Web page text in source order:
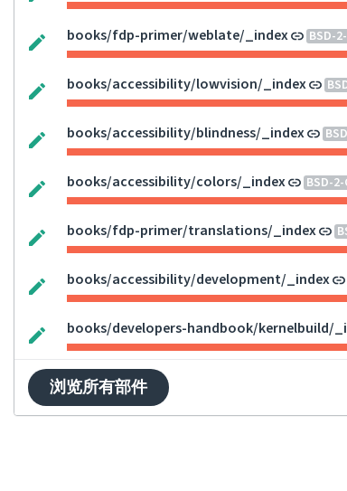
books/fdp-primer/weblate/_index BSD-
books/accessibility/lowvision/_index
books/accessibility/blindness/_index
books/accessibility/colors/_index BSD-
books/fdp-primer/translations/_index
books/accessibility/development/_index
books/developers-handbook/kernelbuild/
浏览所有部件